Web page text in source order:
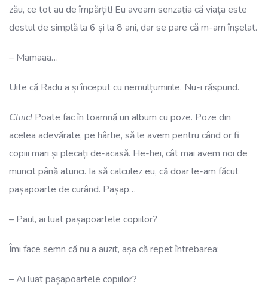
zău, ce tot au de împărțit! Eu aveam senzația că viața este
destul de simplă la 6 și la 8 ani, dar se pare că m-am înșelat.
– Mamaaa…
Uite că Radu a și început cu nemulțumirile. Nu-i răspund.
Cliiic! Poate fac în toamnă un album cu poze. Poze din
acelea adevărate, pe hârtie, să le avem pentru când or fi
copiii mari și plecați de-acasă. He-hei, cât mai avem noi de
muncit până atunci. Ia să calculez eu, că doar le-am făcut
pașapoarte de curând. Pașap…
– Paul, ai luat pașapoartele copiilor?
Îmi face semn că nu a auzit, așa că repet întrebarea:
– Ai luat pașapoartele copiilor?